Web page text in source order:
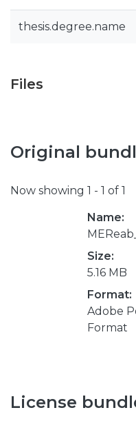
thesis.degree.name
Files
Original
Now showing 1 - 1 of 1
Name:
Size:
5.16 MB
Format:
Adobe
Format
License